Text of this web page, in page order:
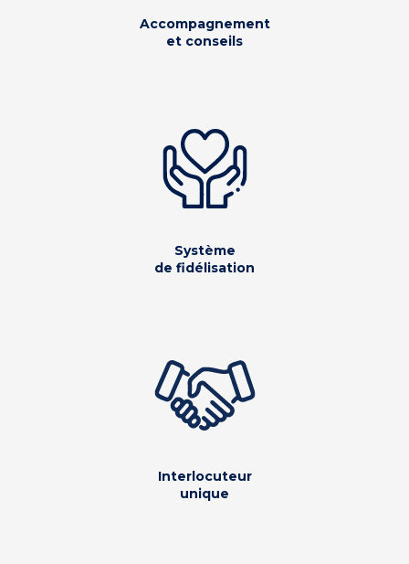
Accompagnement
et conseils
Système
de fidélisation
Interlocuteur
unique